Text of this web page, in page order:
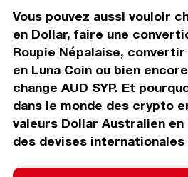
Vous pouvez aussi vouloir
en Dollar, faire une
Roupie Népalaise,
en Luna Coin ou bien
change AUD SYP. Et
dans le monde des crypto
valeurs Dollar Australien en
des devises internationales